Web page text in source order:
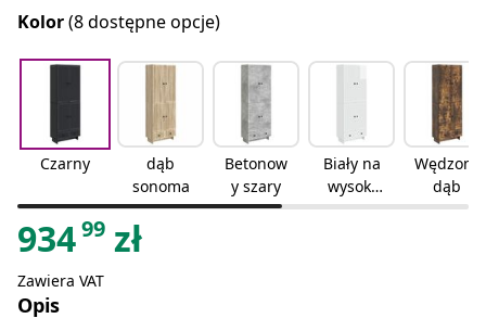
Kolor(8 dostępne opcje)
Czarny
dąb
sonoma
Betonow
y szary
Biały na
wysoki
połysk
Wędzony
dąb
93499 zł
Zawiera VAT
Opis